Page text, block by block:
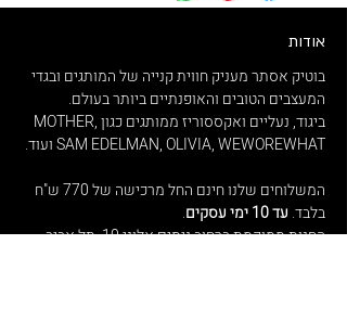
אודות
בוטיק אסתר מעניק חווית קנייה של המותגים ובגדי
המעצבים הטובים והאופנתיים ביותר בעולם.
ביגוד, נעליים ואקססוריז ממותגים כגון MOTHER,
SAM EDELMAN, OLIVIA, WEWOREWHAT ועוד.
המשלוחים שלנו חינם החל מרכישה של 770 ש"ח
בלבד. עד 10 ימי עסקים
.
החנות ממוקמת ברחוב ניסים אלוני 10, תל אביב